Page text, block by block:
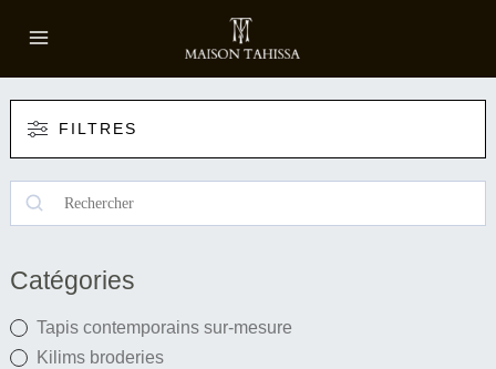
FILTRES
e
h
e
r
Catégories
Tapis contemporains sur-mesure
Kilims broderies